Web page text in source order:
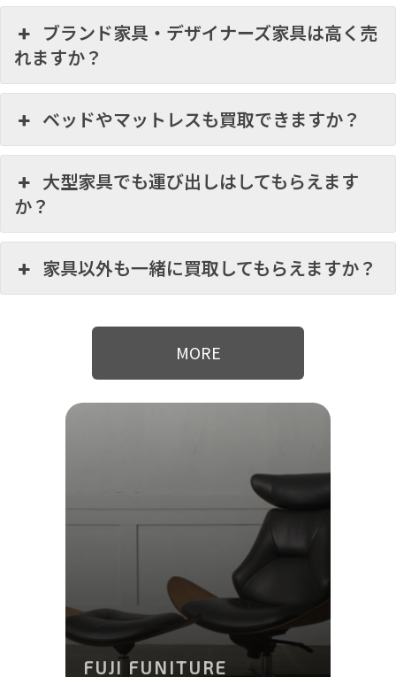
ブランド家具・デザイナーズ家具は高く売
れますか？
ベッドやマットレスも買取できますか？
大型家具でも運び出しはしてもらえます
か？
家具以外も一緒に買取してもらえますか？
MORE
FUJI FUNITURE